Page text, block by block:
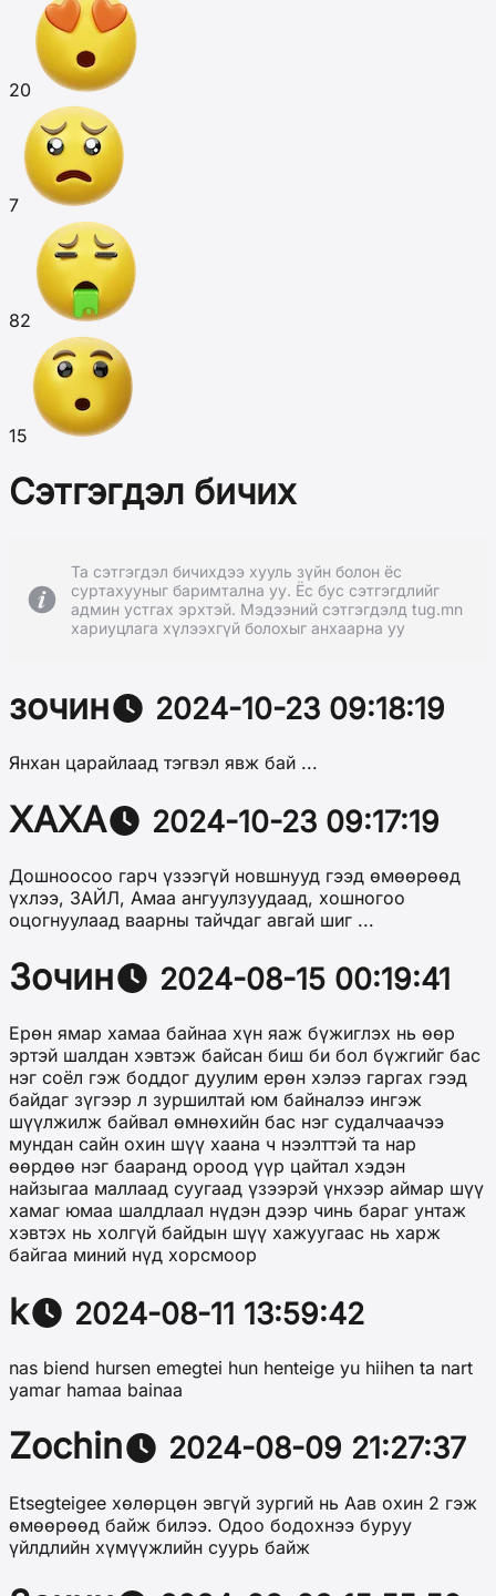
20
7
82
15
Сэтгэгдэл бичих
Та сэтгэгдэл бичихдээ хууль зүйн болон ёс
суртахууныг баримтална уу. Ёс бус сэтгэгдлийг
админ устгах эрхтэй. Мэдээний сэтгэгдэлд tug.mn
хариуцлага хүлээхгүй болохыг анхаарна уу
зочин 2024-10-23 09:18:19
Янхан царайлаад тэгвэл явж бай ...
ХАХА 2024-10-23 09:17:19
Дошноосоо гарч үзээгүй новшнууд гээд өмөөрөөд
үхлээ, ЗАЙЛ, Амаа ангуулзуудаад, хошногоо
оцогнуулаад ваарны тайчдаг авгай шиг ...
Зочин 2024-08-15 00:19:41
Ерөн ямар хамаа байнаа хүн яаж бүжиглэх нь өөр
эртэй шалдан хэвтэж байсан биш би бол бүжгийг бас
нэг соёл гэж боддог дуулим ерөн хэлээ гаргах гээд
байдаг зүгээр л зуршилтай юм байналээ ингэж
шүүлжилж байвал өмнөхийн бас нэг судалчаачээ
мундан сайн охин шүү хаана ч нээлттэй та нар
өөрдөө нэг бааранд ороод үүр цайтал хэдэн
найзыгаа маллаад суугаад үзээрэй үнхээр аймар шүү
хамаг юмаа шалдлаал нүдэн дээр чинь бараг унтаж
хэвтэх нь холгүй байдын шүү хажуугаас нь харж
байгаа миний нүд хорсмоор
k 2024-08-11 13:59:42
nas biend hursen emegtei hun henteige yu hiihen ta nart
yamar hamaa bainaa
Zochin 2024-08-09 21:27:37
Etsegteigee хөлөрцөн эвгүй зургий нь Аав охин 2 гэж
өмөөрөөд байж билээ. Одоо бодохнээ буруу
үйлдлийн хүмүүжлийн суурь байж